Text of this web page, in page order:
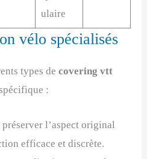
ulaire
vélo spécialisés
types decovering vtt
:
l’aspect original
efficace et discrète.